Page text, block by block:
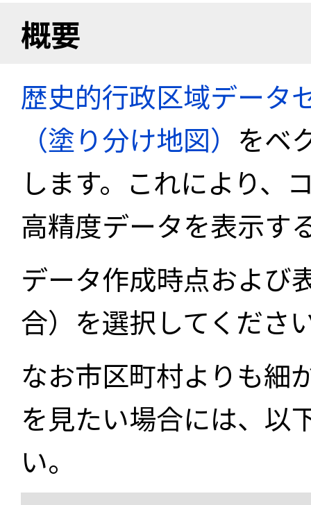
概要
歴史的行政区域データ
（塗り分け地図） をベ
します。これにより、
高精度データを表示す
データ作成時点および
合）を選択してくださ
なお市区町村よりも細
を見たい場合には、以
い。